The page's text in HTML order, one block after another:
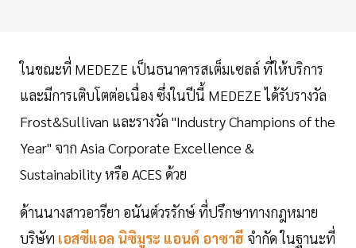
ในขณะที่ MEDEZE เป็นธนาคารสเต็มเซลล์ ที่ให้บริการ
และมีการเติบโตต่อเนื่อง ซึ่งในปีนี้ MEDEZE ได้รับรางวัล
Frost&Sullivan และรางวัล "Industry Champions of the
Year" จาก Asia Corporate Excellence &
Sustainability หรือ ACES ด้วย
ด้านนางสาวอารียา อนันต์วรรักษ์ ที่ปรึกษาทางกฎหมาย
บริษัท เอสซีแอล นิซิมูระ แอนด์ อาซาฮี จำกัด ในฐานะที่